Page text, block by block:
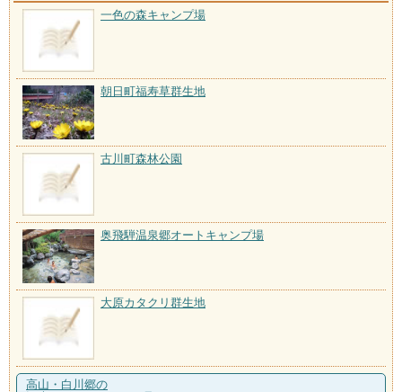
一色の森キャンプ場
朝日町福寿草群生地
古川町森林公園
奥飛騨温泉郷オートキャンプ場
大原カタクリ群生地
高山・白川郷の